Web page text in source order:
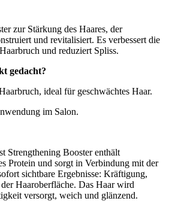
zur Stärkung des Haares, der
und revitalisiert. Es verbessert die
und reduziert Spliss.
gedacht?
ideal für geschwächtes Haar.
im Salon.
Strengthening Booster enthält
Protein und sorgt in Verbindung mit der
sichtbare Ergebnisse: Kräftigung,
Haaroberfläche. Das Haar wird
versorgt, weich und glänzend.